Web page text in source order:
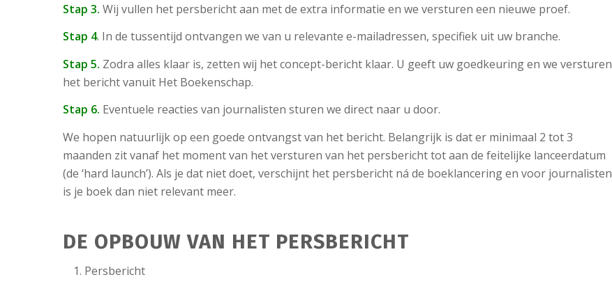
Stap 3. Wij vullen het persbericht aan met de extra informatie en we versturen een nieuwe proef.
Stap 4. In de tussentijd ontvangen we van u relevante e-mailadressen, specifiek uit uw branche.
Stap 5. Zodra alles klaar is, zetten wij het concept-bericht klaar. U geeft uw goedkeuring en we versturen
het bericht vanuit Het Boekenschap.
Stap 6. Eventuele reacties van journalisten sturen we direct naar u door.
We hopen natuurlijk op een goede ontvangst van het bericht. Belangrijk is dat er minimaal 2 tot 3
maanden zit vanaf het moment van het versturen van het persbericht tot aan de feitelijke lanceerdatum
(de ‘hard launch’). Als je dat niet doet, verschijnt het persbericht ná de boeklancering en voor journalisten
is je boek dan niet relevant meer.
DE OPBOUW VAN HET PERSBERICHT
Persbericht